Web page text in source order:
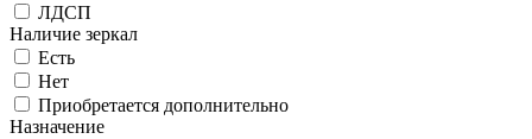
ЛДСП
Наличие зеркал
Есть
Нет
Приобретается дополнительно
Назначение